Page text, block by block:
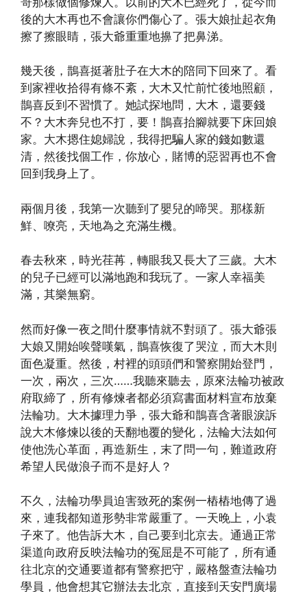
後的大木再也不會讓你們傷心了。張大娘扯起衣角
擦了擦眼睛，張大爺重重地擤了把鼻涕。
幾天後，鵲喜挺著肚子在大木的陪同下回來了。看
到家裡收拾得有條不紊，大木又忙前忙後地照顧，
鵲喜反到不習慣了。她試探地問，大木，還要錢
不？大木奔兒也不打，要！鵲喜抬腳就要下床回娘
家。大木摁住媳婦說，我得把騙人家的錢如數還
清，然後找個工作，你放心，賭博的惡習再也不會
回到我身上了。
兩個月後，我第一次聽到了嬰兒的啼哭。那樣新
鮮、嘹亮，天地為之充滿生機。
春去秋來，時光荏苒，轉眼我又長大了三歲。大木
的兒子已經可以滿地跑和我玩了。一家人幸福美
滿，其樂無窮。
然而好像一夜之間什麼事情就不對頭了。張大爺張
大娘又開始唉聲嘆氣，鵲喜恢復了哭泣，而大木則
面色凝重。然後，村裡的頭頭們和警察開始登門，
一次，兩次，三次……我聽來聽去，原來法輪功被政
府取締了，所有修煉者都必須寫書面材料宣布放棄
法輪功。大木據理力爭，張大爺和鵲喜含著眼淚訴
說大木修煉以後的天翻地覆的變化，法輪大法如何
使他洗心革面，再造新生，末了問一句，難道政府
希望人民做浪子而不是好人？
不久，法輪功學員迫害致死的案例一樁樁地傳了過
來，連我都知道形勢非常嚴重了。一天晚上，小袁
子來了。他告訴大木，自己要到北京去。通過正常
渠道向政府反映法輪功的冤屈是不可能了，所有通
往北京的交通要道都有警察把守，嚴格盤查法輪功
學員，他會想其它辦法去北京，直接到天安門廣場